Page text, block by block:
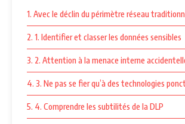
1. Avec le déclin du périmètre réseau
2. 1. Identifier et classer les données sensibles
3. 2. Attention à la menace interne
4. 3. Ne pas se fier qu’à des technologies
5. 4. Comprendre les subtilités de la DLP